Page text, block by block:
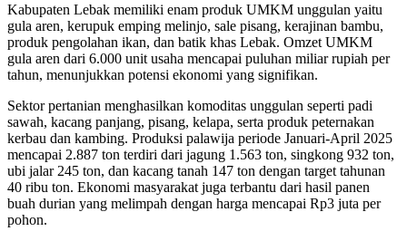
Kabupaten Lebak memiliki enam produk UMKM unggulan yaitu
gula aren, kerupuk emping melinjo, sale pisang, kerajinan bambu,
produk pengolahan ikan, dan batik khas Lebak. Omzet UMKM
gula aren dari 6.000 unit usaha mencapai puluhan miliar rupiah per
tahun, menunjukkan potensi ekonomi yang signifikan.
Sektor pertanian menghasilkan komoditas unggulan seperti padi
sawah, kacang panjang, pisang, kelapa, serta produk peternakan
kerbau dan kambing. Produksi palawija periode Januari-April 2025
mencapai 2.887 ton terdiri dari jagung 1.563 ton, singkong 932 ton,
ubi jalar 245 ton, dan kacang tanah 147 ton dengan target tahunan
40 ribu ton. Ekonomi masyarakat juga terbantu dari hasil panen
buah durian yang melimpah dengan harga mencapai Rp3 juta per
pohon.